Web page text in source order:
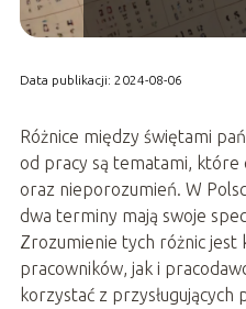
Data publikacji: 2024-08-06
Różnice między świętami
od pracy są tematami, które
oraz nieporozumień. W
dwa terminy mają swoje
Zrozumienie tych różnic jest
pracowników, jak i
korzystać z